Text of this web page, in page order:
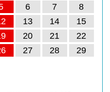
6 7
8
13 14
15
20 21
22
27 28
29